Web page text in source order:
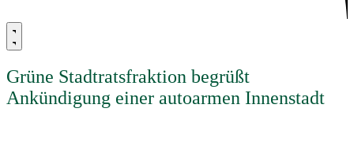
Grüne Stadtratsfraktion begrüßt
Ankündigung einer autoarmen Innenstadt